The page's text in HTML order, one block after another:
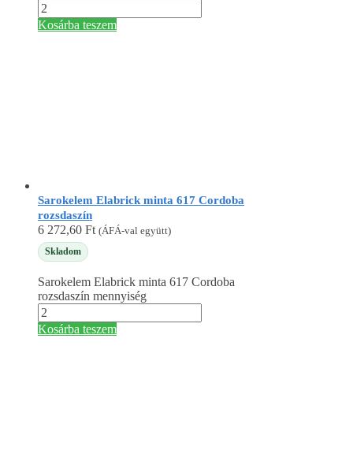
Kosárba teszem
Sarokelem Elabrick minta 617 Cordoba
rozsdaszín
6 272,60 Ft (ÁFÁ-val együtt)
Skladom
Sarokelem Elabrick minta 617 Cordoba
rozsdaszín mennyiség
Kosárba teszem